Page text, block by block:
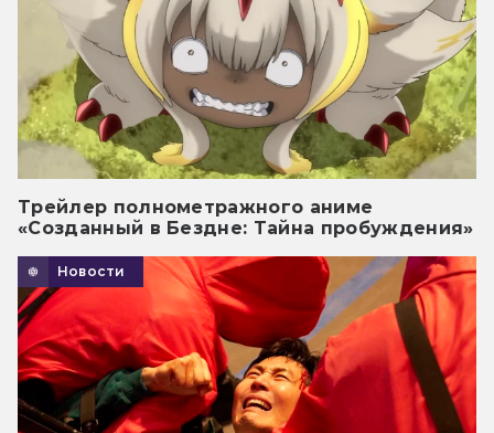
Трейлер полнометражного аниме
«Созданный в Бездне: Тайна пробуждения»
Новости